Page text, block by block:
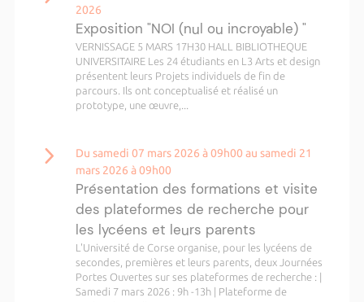
2026
Exposition "NOI (nul ou incroyable) "
VERNISSAGE 5 MARS 17H30 HALL BIBLIOTHEQUE
UNIVERSITAIRE Les 24 étudiants en L3 Arts et design
présentent leurs Projets individuels de fin de
parcours. Ils ont conceptualisé et réalisé un
prototype, une œuvre,...
Du samedi 07 mars 2026 à 09h00 au samedi 21
mars 2026 à 09h00
Présentation des formations et visite
des plateformes de recherche pour
les lycéens et leurs parents
L'Université de Corse organise, pour les lycéens de
secondes, premières et leurs parents, deux Journées
Portes Ouvertes sur ses plateformes de recherche : |
Samedi 7 mars 2026 : 9h -13h | Plateforme de